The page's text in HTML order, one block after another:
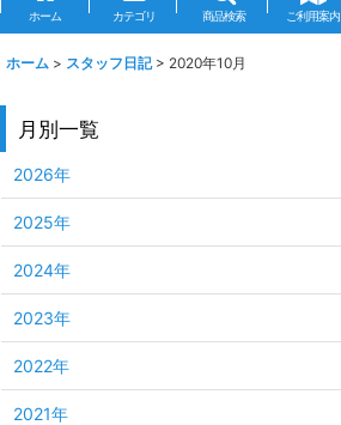
ホーム カテゴリ 商品検索 ご利用案内
ホーム > スタッフ日記 > 2020年10月
月別一覧
2026年
2025年
2024年
2023年
2022年
2021年